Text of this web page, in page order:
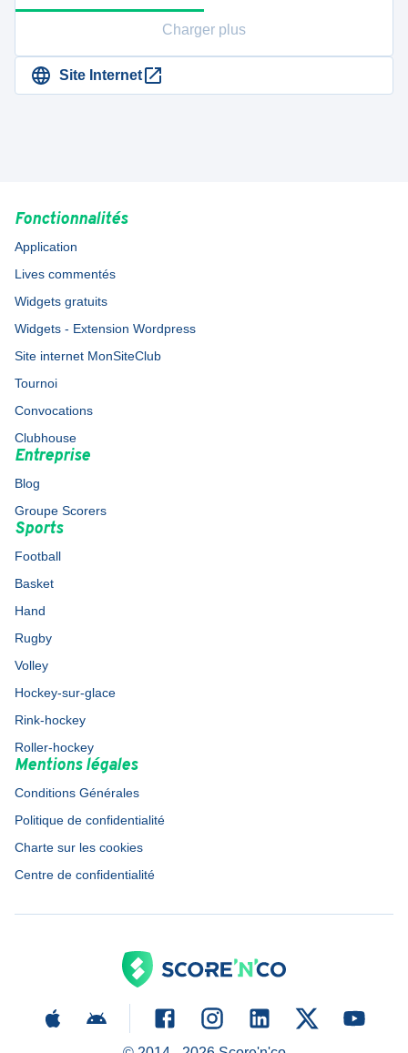
Charger plus
Site Internet
Fonctionnalités
Application
Lives commentés
Widgets gratuits
Widgets - Extension Wordpress
Site internet MonSiteClub
Tournoi
Convocations
Clubhouse
Entreprise
Blog
Groupe Scorers
Sports
Football
Basket
Hand
Rugby
Volley
Hockey-sur-glace
Rink-hockey
Roller-hockey
Mentions légales
Conditions Générales
Politique de confidentialité
Charte sur les cookies
Centre de confidentialité